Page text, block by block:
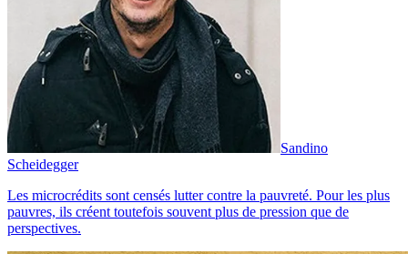
Sandino
Scheidegger
Les microcrédits sont censés lutter contre la pauvreté. Pour les plus
pauvres, ils créent toutefois souvent plus de pression que de
perspectives.